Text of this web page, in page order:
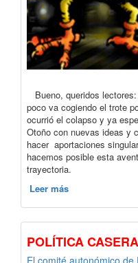
Bueno, queridos
poco va cogiendo el trote
ocurrió el colapso y ya
Otoño con nuevas ideas y
hacer aportaciones
hacemos posible esta
trayectoria.
Leer más
POLÍTICA CASERA